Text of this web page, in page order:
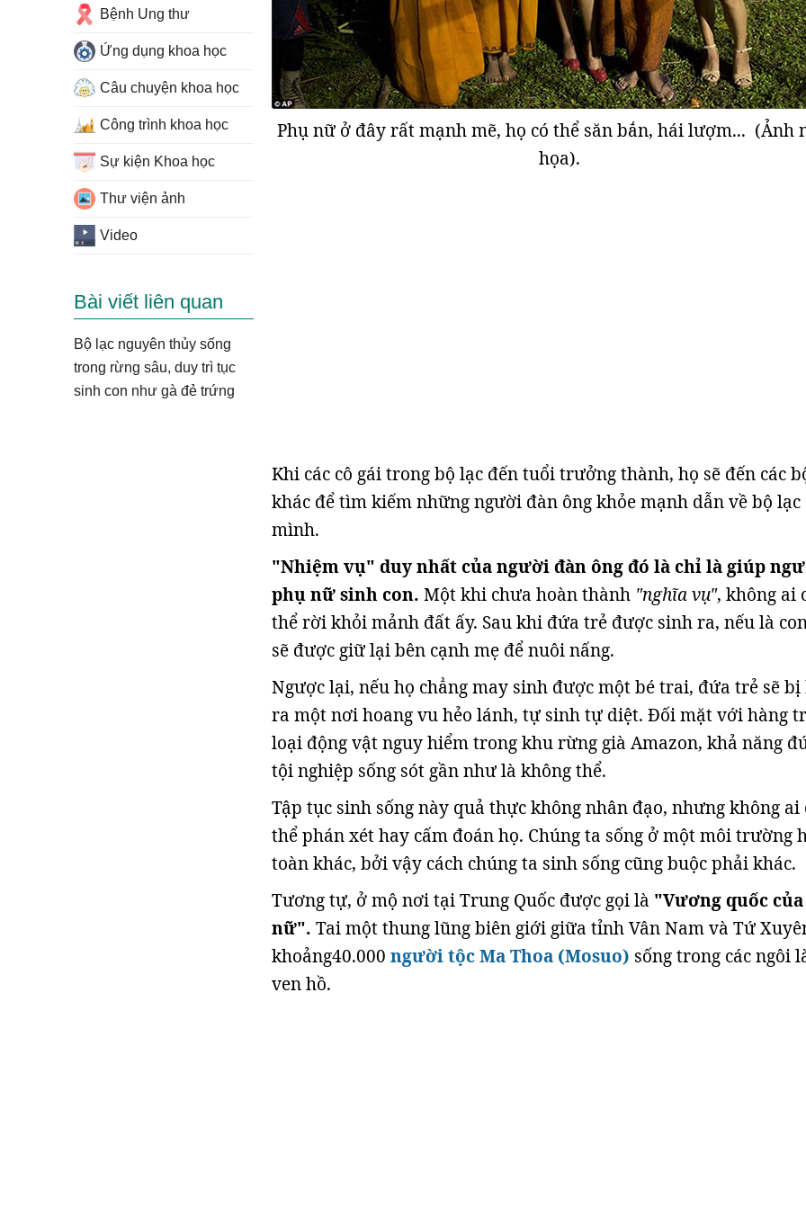
Phụ nữ ở đây rất mạnh mẽ, họ có thể săn bắn, hái lượm... (Ảnh
họa).
Khi các cô gái trong bộ lạc đến tuổi trưởng thành, họ sẽ đến các
khác để tìm kiếm những người đàn ông khỏe mạnh dẫn về bộ lạc
mình.
"Nhiệm vụ" duy nhất của người đàn ông đó là chỉ là giúp
phụ nữ sinh con. Một khi chưa hoàn thành "nghĩa vụ", không ai
thể rời khỏi mảnh đất ấy. Sau khi đứa trẻ được sinh ra, nếu là
sẽ được giữ lại bên cạnh mẹ để nuôi nấng.
Ngược lại, nếu họ chẳng may sinh được một bé trai, đứa trẻ sẽ bị
ra một nơi hoang vu hẻo lánh, tự sinh tự diệt. Đối mặt với hàng
loại động vật nguy hiểm trong khu rừng già Amazon, khả năng
tội nghiệp sống sót gần như là không thể.
Tập tục sinh sống này quả thực không nhân đạo, nhưng không ai
thể phán xét hay cấm đoán họ. Chúng ta sống ở một môi trường
toàn khác, bởi vậy cách chúng ta sinh sống cũng buộc phải khác.
Tương tự, ở mộ nơi tại Trung Quốc được gọi là "Vương quốc
nữ". Tai một thung lũng biên giới giữa tỉnh Vân Nam và Tứ
khoảng40.000 người tộc Ma Thoa (Mosuo) sống trong các ngôi
ven hồ.
Bệnh Ung thư
Ứng dụng khoa học
Câu chuyện khoa học
Công trình khoa học
Sự kiện Khoa học
Thư viện ảnh
Video
Bài viết liên quan
Bộ lạc nguyên thủy sống
trong rừng sâu, duy trì tục
sinh con như gà đẻ trứng